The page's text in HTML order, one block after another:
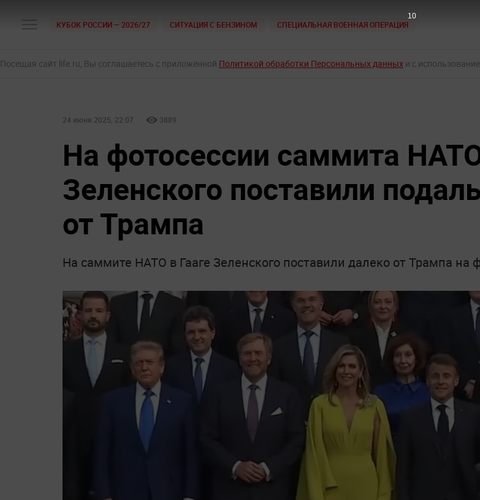
КУБОК РОССИИ — 2026/27 СИТУАЦИЯ С БЕНЗИНОМ СПЕЦИАЛЬНАЯ ВОЕННАЯ ОПЕРАЦИЯ
Посещая сайт life.ru, Вы соглашаетесь с приложенной Политикой обработки Персональных данных и с
24 июня 2025, 22:07 3889
На фотосессии саммита
Зеленского поставили
от Трампа
На саммите НАТО в Гааге Зеленского поставили далеко от Трампа на
9